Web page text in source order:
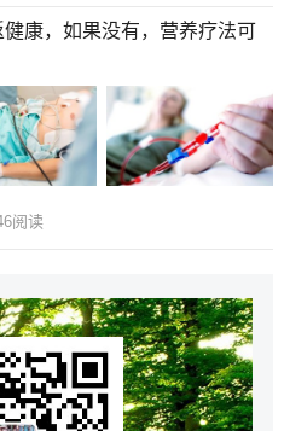
康，如果没有，营养疗法可
阅读